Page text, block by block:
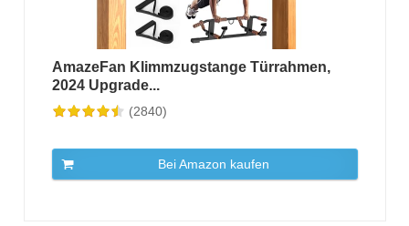
AmazeFan Klimmzugstange Türrahmen,
2024 Upgrade...
(2840)
Bei Amazon kaufen